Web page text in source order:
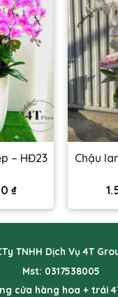
– HĐ23
₫
Chậu
TNHH Dịch Vụ 4T
Mst: 0317538005
cửa hàng hoa + trái